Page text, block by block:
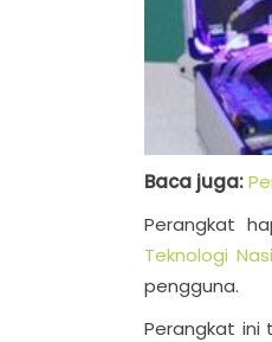
Baca juga:
Perangkat
Teknologi
pengguna.
Perangkat ini